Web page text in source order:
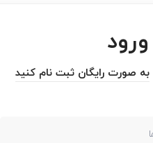
ورود
به صورت رایگان ثبت نام کنید